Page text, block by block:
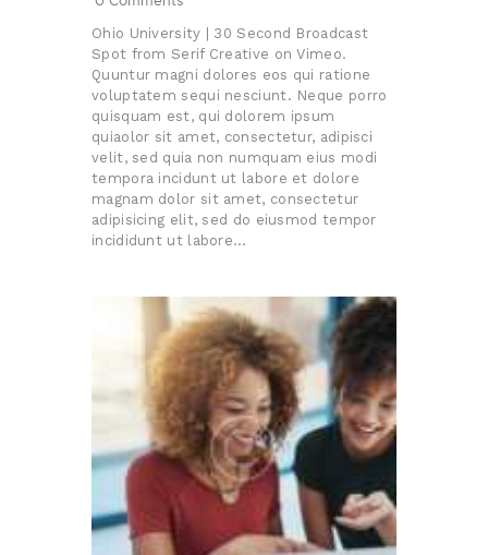
Ohio University | 30 Second Broadcast
Spot from Serif Creative on Vimeo.
Quuntur magni dolores eos qui ratione
voluptatem sequi nesciunt. Neque porro
quisquam est, qui dolorem ipsum
quiaolor sit amet, consectetur, adipisci
velit, sed quia non numquam eius modi
tempora incidunt ut labore et dolore
magnam dolor sit amet, consectetur
adipisicing elit, sed do eiusmod tempor
incididunt ut labore…